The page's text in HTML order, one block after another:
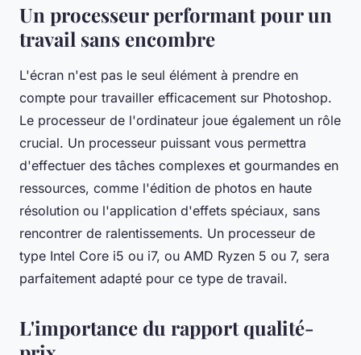
Un processeur performant pour un
travail sans encombre
L'écran n'est pas le seul élément à prendre en
compte pour travailler efficacement sur Photoshop.
Le processeur de l'ordinateur joue également un rôle
crucial. Un processeur puissant vous permettra
d'effectuer des tâches complexes et gourmandes en
ressources, comme l'édition de photos en haute
résolution ou l'application d'effets spéciaux, sans
rencontrer de ralentissements. Un processeur de
type Intel Core i5 ou i7, ou AMD Ryzen 5 ou 7, sera
parfaitement adapté pour ce type de travail.
L'importance du rapport qualité-